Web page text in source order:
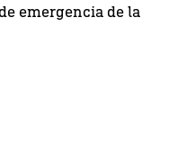
emergencia de la